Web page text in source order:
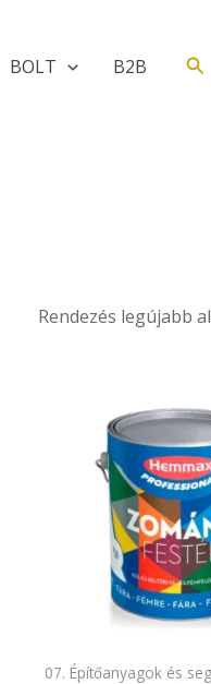
BOLT B2B
07. Építőanyagok és